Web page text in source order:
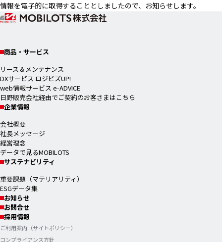
情報を電子的に取得することとしましたので、お知らせします。
商品・サービス
リース＆メンテナンス
DXサービス ロジビズUP!
web情報サービス e-ADVICE
日野販売会社経由でご契約のお客さまはこちら
企業情報
会社概要
社長メッセージ
経営理念
データで見るMOBILOTS
サステナビリティ
重要課題（マテリアリティ）
ESGデータ集
お知らせ
お問合せ
採用情報
ご利用案内（サイトポリシー）
コンプライアンス方針